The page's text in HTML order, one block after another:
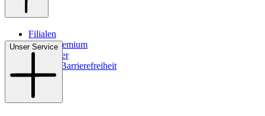
Filialen
WMS-Premium
Newsletter
Digitale Barrierefreiheit
Unser Service